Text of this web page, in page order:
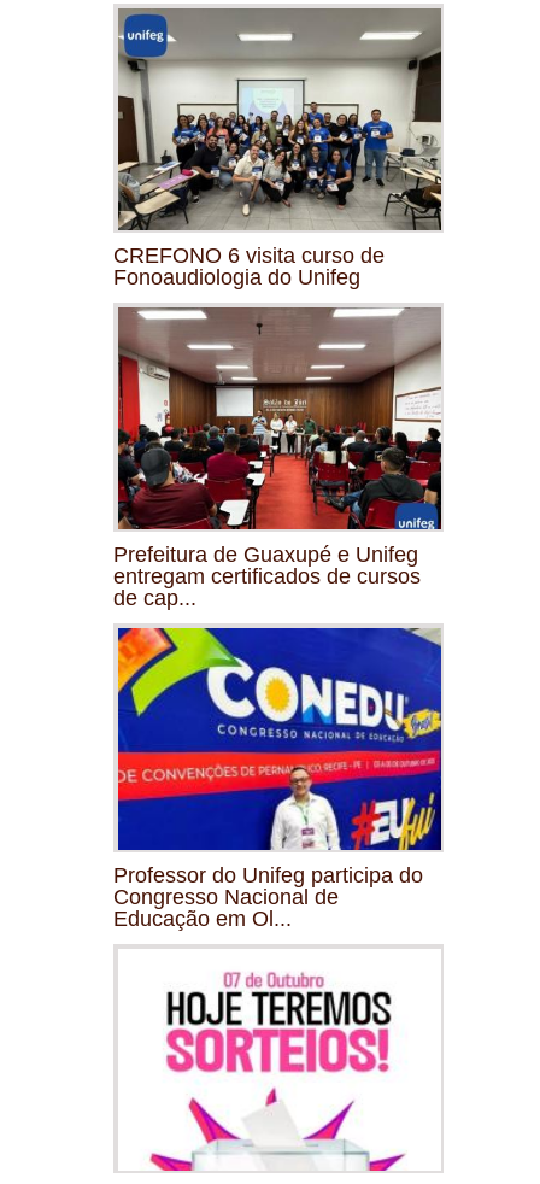
CREFONO 6 visita curso de
Fonoaudiologia do Unifeg
Prefeitura de Guaxupé e Unifeg
entregam certificados de cursos
de cap...
Professor do Unifeg participa do
Congresso Nacional de
Educação em Ol...